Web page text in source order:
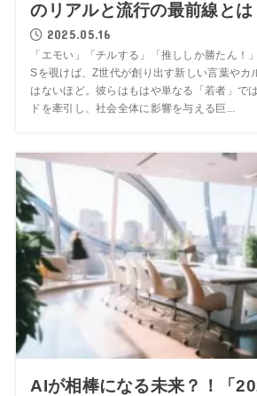
のリアルと流行の最前線とは
2025.05.16
「エモい」「チルする」「推ししか勝たん
Sを覗けば、Z世代が創り出す新しい言葉やカ
はないほど。彼らはもはや単なる「若者」で
ドを牽引し、社会全体に影響を与える巨...
AIが相棒になる未来？！「